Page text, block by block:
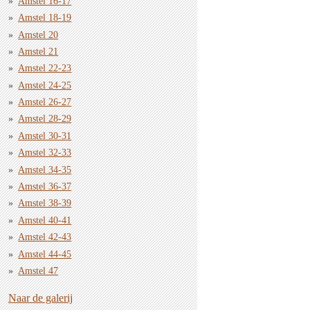
Amstel 18-19
Amstel 20
Amstel 21
Amstel 22-23
Amstel 24-25
Amstel 26-27
Amstel 28-29
Amstel 30-31
Amstel 32-33
Amstel 34-35
Amstel 36-37
Amstel 38-39
Amstel 40-41
Amstel 42-43
Amstel 44-45
Amstel 47
Naar de galerij